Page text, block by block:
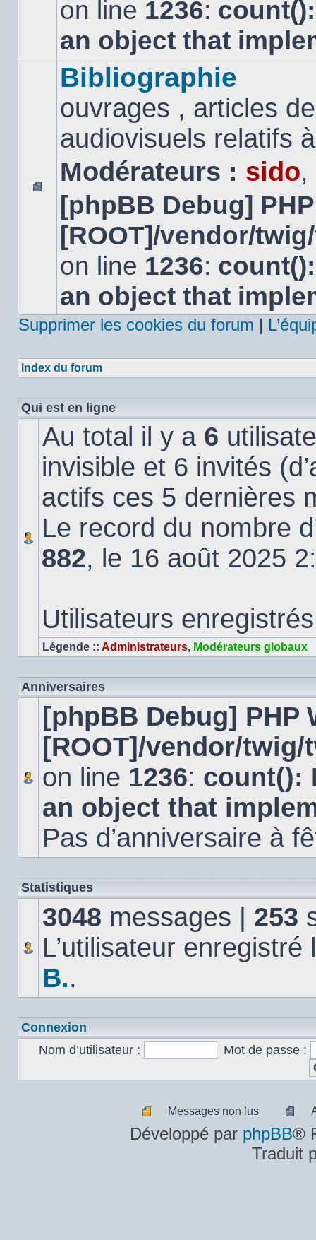
on line 1236:
an object that
Aucun
message
non
Bibliographie
ouvrages , articles
audiovisuels relatifs
Modérateurs : sido,
[phpBB Debug]
[ROOT]/vendor/
on line 1236:
an object that
Supprimer les cookies du forum |
Index du forum
Qui est en ligne
Au total il y a 6
invisible et 6 invités
actifs ces 5 dernières
Le record du nombre
882, le 16 août 2025
Utilisateurs
Légende :: Administrateurs, Modérateurs globaux
Anniversaires
[phpBB Debug] PHP
[ROOT]/vendor/
on line 1236: count():
an object that
Pas d’anniversaire à
Statistiques
3048 messages | 253
L’utilisateur
B..
Connexion
Nom d’utilisateur :
Mot de passe :
Messages
non
Messages non lus
lu
Développé par phpBB®
Traduit